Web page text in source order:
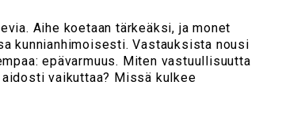
Aihe koetaan tärkeäksi, ja monet
kunnianhimoisesti. Vastauksista nousi
epävarmuus. Miten vastuullisuutta
vaikuttaa? Missä kulkee